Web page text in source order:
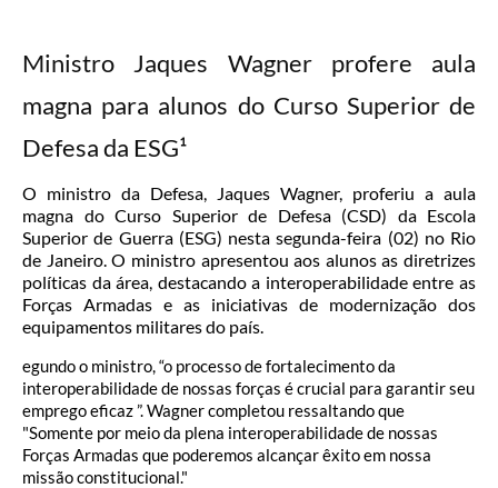
Ministro Jaques Wagner profere aula
magna para alunos do Curso Superior de
Defesa da ESG¹
O ministro da Defesa, Jaques Wagner, proferiu a aula
magna do Curso Superior de Defesa (CSD) da Escola
Superior de Guerra (ESG) nesta segunda-feira (02) no Rio
de Janeiro. O ministro apresentou aos alunos as diretrizes
políticas da área, destacando a interoperabilidade entre as
Forças Armadas e as iniciativas de modernização dos
equipamentos militares do país.
egundo o ministro, “o processo de fortalecimento da
interoperabilidade de nossas forças é crucial para garantir seu
emprego eficaz ”. Wagner completou ressaltando que
"Somente por meio da plena interoperabilidade de nossas
Forças Armadas que poderemos alcançar êxito em nossa
missão constitucional."